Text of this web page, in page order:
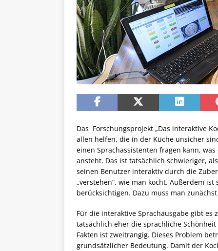
Das Forschungsprojekt „Das interaktive
allen helfen, die in der Küche unsicher
einen Sprachassistenten fragen kann,
ansteht. Das ist tatsächlich schwieriger,
seinen Benutzer interaktiv durch die
„verstehen“, wie man kocht. Außerdem
berücksichtigen. Dazu muss man
Für die interaktive Sprachausgabe gibt
tatsächlich eher die sprachliche
Fakten ist zweitrangig. Dieses Problem
grundsätzlicher Bedeutung. Damit der